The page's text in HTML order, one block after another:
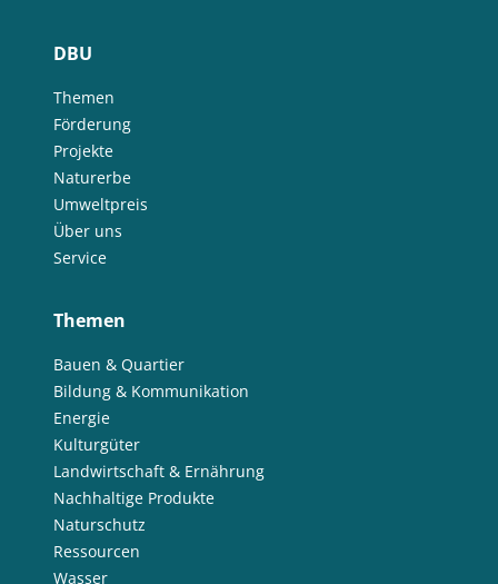
DBU
Themen
Förderung
Projekte
Naturerbe
Umweltpreis
Über uns
Service
Themen
Bauen & Quartier
Bildung & Kommunikation
Energie
Kulturgüter
Landwirtschaft & Ernährung
Nachhaltige Produkte
Naturschutz
Ressourcen
Wasser